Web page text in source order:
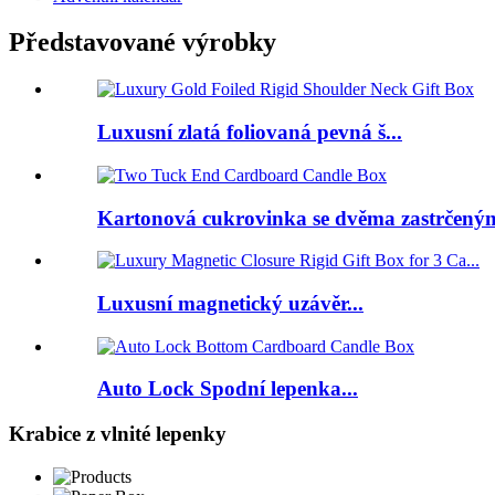
Představované výrobky
Luxusní zlatá foliovaná pevná š...
Kartonová cukrovinka se dvěma
Luxusní magnetický uzávěr...
Auto Lock Spodní lepenka...
Krabice z vlnité lepenky